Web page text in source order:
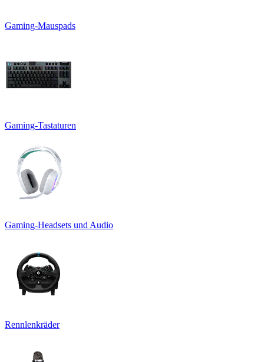
Gaming-Mauspads
Gaming-Tastaturen
Gaming-Headsets und Audio
Rennlenkräder